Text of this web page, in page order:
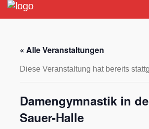
Abteilungen
« Alle Veranstaltungen
Diese Veranstaltung hat bereits
Damengymnastik in
Sauer-Halle